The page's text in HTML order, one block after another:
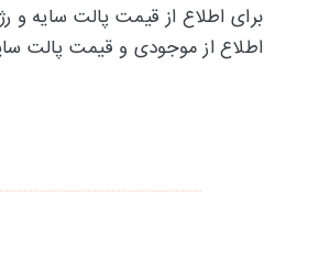
اطلاع از موجودی و قیمت پالت